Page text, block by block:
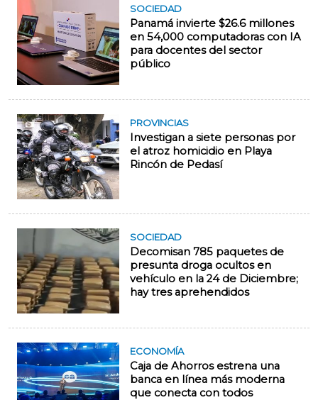
SOCIEDAD
Panamá invierte $26.6 millones
en 54,000 computadoras con IA
para docentes del sector
público
PROVINCIAS
Investigan a siete personas por
el atroz homicidio en Playa
Rincón de Pedasí
SOCIEDAD
Decomisan 785 paquetes de
presunta droga ocultos en
vehículo en la 24 de Diciembre;
hay tres aprehendidos
ECONOMÍA
Caja de Ahorros estrena una
banca en línea más moderna
que conecta con todos